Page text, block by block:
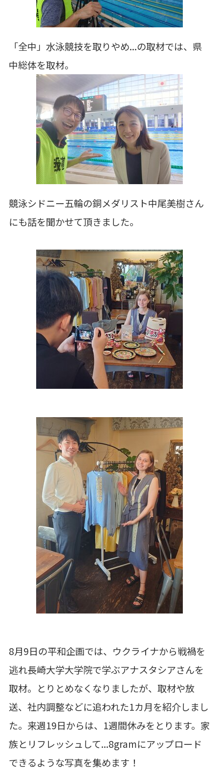
「全中」水泳競技を取りやめ...の取材では、県
中総体を取材。
競泳シドニー五輪の銅メダリスト中尾美樹さん
にも話を聞かせて頂きました。
8月9日の平和企画では、ウクライナから戦禍を
逃れ長崎大学大学院で学ぶアナスタシアさんを
取材。とりとめなくなりましたが、取材や放
送、社内調整などに追われた1カ月を紹介しまし
た。来週19日からは、1週間休みをとります。家
族とリフレッシュして...8gramにアップロード
できるような写真を集めます！